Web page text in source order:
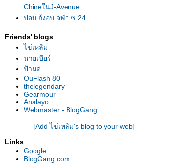
ChineในJ-Avenue
ปูอบ กุ้งอบ จุฬา ซ.24
ข้าวหน้าเนื้อ Gyuudon,
ทานแซนวิชอีกสักมื้อนะครับ
ฮลวีท ประทังชีวิต
ก่วยเตี๋ยวเนื้อ นายโส่
ราดหน้า ปากซอย พหล60
Friends' blogs
ไข่เหลิม
นายเบียร์
ป้ามด
OuFlash 80
thelegendary
Gearmour
Analayo
Webmaster - BlogGang
[Add ไข่เหลิม's blog to your web]
Links
Google
BlogGang.com